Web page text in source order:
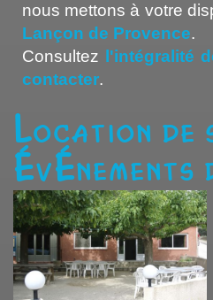
nous mettons à votre
Lançon de Provence.
Consultez
l'intégralité
contacter.
Location de